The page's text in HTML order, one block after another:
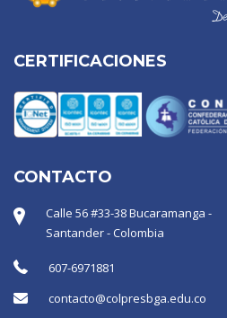
CERTIFICACIONES
CONTACTO
Calle 56 #33-38 Bucaramanga -
Santander - Colombia
607-6971881
contacto@colpresbga.edu.co